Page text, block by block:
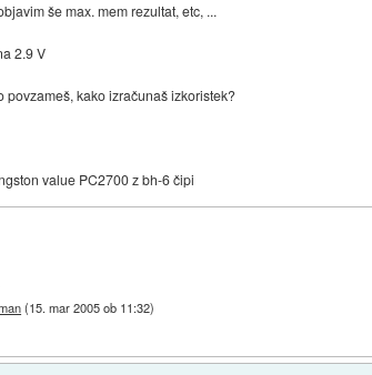
še max. mem rezultat, etc, ...
2.9 V
povzameš, kako izračunaš izkoristek?
value PC2700 z bh-6 čipi
(15. mar 2005 ob 11:32)